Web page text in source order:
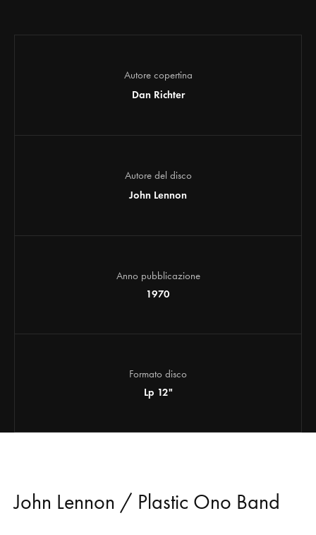
Autore copertina
Dan Richter
Autore del disco
John Lennon
Anno pubblicazione
1970
Formato disco
Lp 12"
John Lennon / Plastic Ono Band